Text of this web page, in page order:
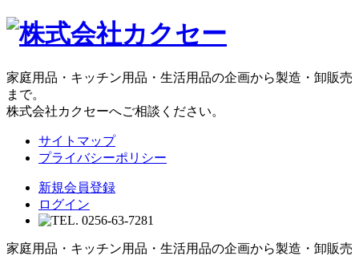
家庭用品・キッチン用品・生活用品の企画から製造・卸販売
まで。
株式会社カクセーへご相談ください。
サイトマップ
プライバシーポリシー
新規会員登録
ログイン
家庭用品・キッチン用品・生活用品の企画から製造・卸販売